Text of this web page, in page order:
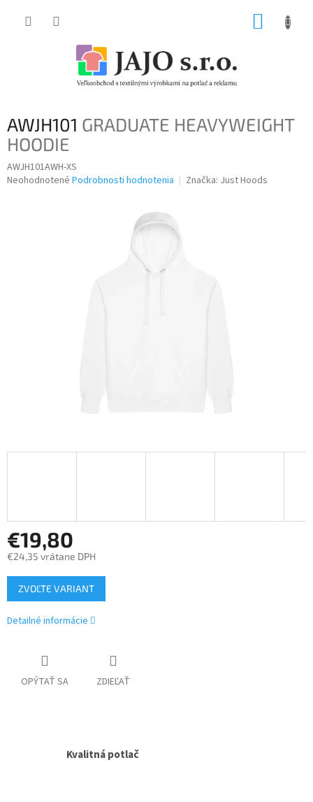
AWJH101 GRADUATE HEAVYWEIGHT
HOODIE
AWJH101AWH-XS
Priemerné
Neohodnotené Podrobnosti hodnotenia Značka: Just Hoods
€19,80
€24,35 vrátane DPH
Jednotková
cena:
ZVOĽTE VARIANT
Detailné informácie
OPÝTAŤ SA ZDIEĽAŤ
Kvalitná potlač